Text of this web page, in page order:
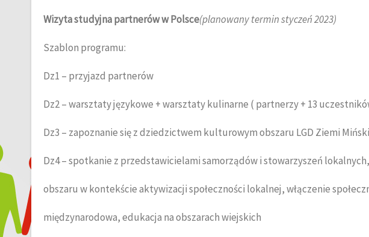
Wizyta studyjna partnerów w Polsce(planowany termin styczeń 2023)
Szablon programu:
Dz1 – przyjazd partnerów
Dz2 – warsztaty językowe + warsztaty kulinarne ( partnerzy + 13
Dz3 – zapoznanie się z dziedzictwem kulturowym obszaru LGD Ziemi
Dz4 – spotkanie z przedstawicielami samorządów i stowarzyszeń
obszaru w kontekście aktywizacji społeczności lokalnej, włączenie
międzynarodowa, edukacja na obszarach wiejskich